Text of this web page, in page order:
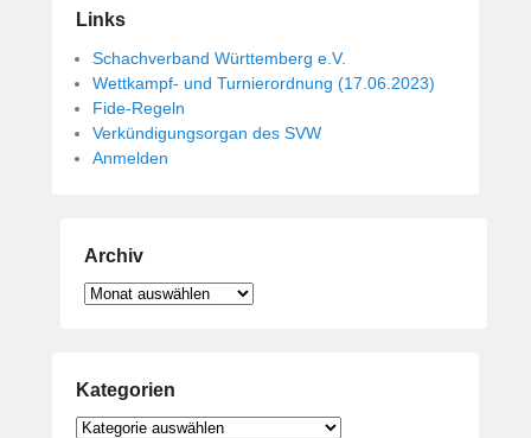
Links
Schachverband Württemberg e.V.
Wettkampf- und Turnierordnung (17.06.2023)
Fide-Regeln
Verkündigungsorgan des SVW
Anmelden
Archiv
Archiv
Kategorien
Kategorien